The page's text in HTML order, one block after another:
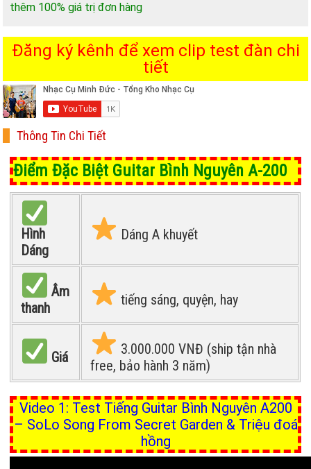
thêm 100% giá trị đơn hàng
Đăng ký kênh để xem clip test đàn chi
tiết
Thông Tin Chi Tiết
Điểm Đặc Biệt Guitar Bình Nguyên A-200
Hình
Dáng
Dáng A khuyết
Âm
thanh
tiếng sáng, quyện, hay
Giá
3.000.000 VNĐ (ship tận nhà
free, bảo hành 3 năm)
Video 1: Test Tiếng Guitar Bình Nguyên A200
– SoLo Song From Secret Garden & Triệu đoá
hồng